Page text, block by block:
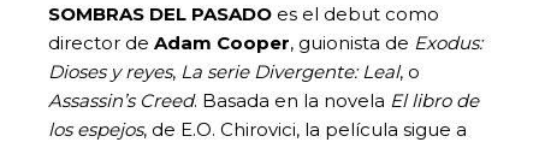
SOMBRAS DEL PASADO es el debut como
director de Adam Cooper, guionista de Exodus:
Dioses y reyes, La serie Divergente: Leal, o
Assassin’s Creed. Basada en la novela El libro de
los espejos, de E.O. Chirovici, la película sigue a